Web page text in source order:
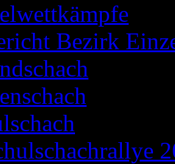
Bezirk